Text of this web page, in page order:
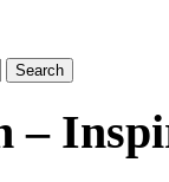
–